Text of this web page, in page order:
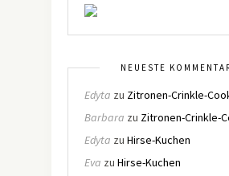
NEUESTE
Edyta zu Zitronen-Crinkle-
Barbara zu Zitronen-Crinkle-
Edyta zu Hirse-Kuchen
Eva zu Hirse-Kuchen